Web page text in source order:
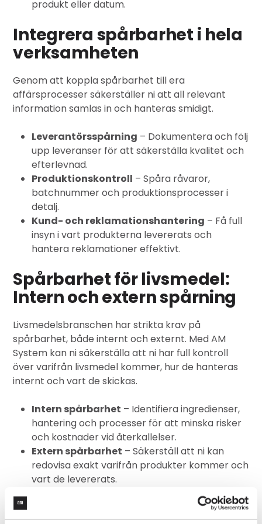
produkt eller datum.
Integrera spårbarhet i hela
verksamheten
Genom att koppla spårbarhet till era
affärsprocesser säkerställer ni att all relevant
information samlas in och hanteras smidigt.
Leverantörsspårning – Dokumentera och följ
upp leveranser för att säkerställa kvalitet och
efterlevnad.
Produktionskontroll – Spåra råvaror,
batchnummer och produktionsprocesser i
detalj.
Kund- och reklamationshantering – Få full
insyn i vart produkterna levererats och
hantera reklamationer effektivt.
Spårbarhet för livsmedel:
Intern och extern spårning
Livsmedelsbranschen har strikta krav på
spårbarhet, både internt och externt. Med AM
System kan ni säkerställa att ni har full kontroll
över varifrån livsmedel kommer, hur de hanteras
internt och vart de skickas.
Intern spårbarhet – Identifiera ingredienser,
hantering och processer för att minska risker
och kostnader vid återkallelser.
Extern spårbarhet – Säkerställ att ni kan
redovisa exakt varifrån produkter kommer och
vart de levererats.
– Samla in och
efterlevnadskontroller.